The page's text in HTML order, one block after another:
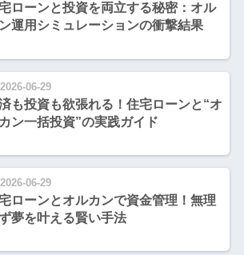
ローンと投資を両立する秘密：オル
運用シミュレーションの衝撃結果
2026-06-29
も投資も欲張れる！住宅ローンと“オ
ン一括投資”の実践ガイド
2026-06-29
ローンとオルカンで資金管理！無理
夢を叶える賢い手法